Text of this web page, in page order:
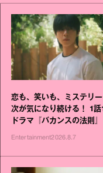
恋も、笑いも、ミステリー
次が気になり続ける！ 1話
ドラマ『バカンスの法則』
Entertainment2026.8.7